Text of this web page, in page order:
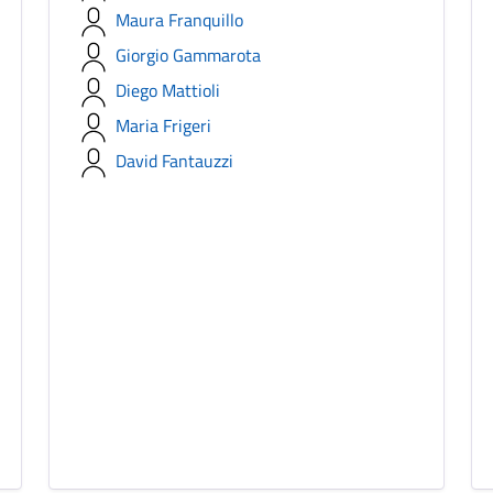
Maura Franquillo
Giorgio Gammarota
Diego Mattioli
Maria Frigeri
David Fantauzzi